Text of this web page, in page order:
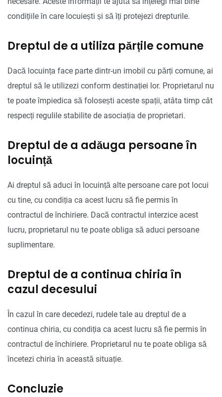
condițiile în care locuiești și să îți protejezi drepturile.
Dreptul de a utiliza părțile comune
Dacă locuința face parte dintr-un imobil cu părți comune, ai
dreptul să le utilizezi conform destinației lor. Proprietarul nu
te poate împiedica să folosești aceste spații, atâta timp cât
respecți regulile stabilite de asociația de proprietari.
Dreptul de a adăuga persoane în
locuință
Ai dreptul să aduci în locuință alte persoane care pot locui
cu tine, cu condiția ca acest lucru să fie permis în
contractul de închiriere. Dacă contractul interzice acest
lucru, proprietarul nu te poate obliga să aduci persoane
suplimentare.
Dreptul de a continua chiria în
cazul decesului
În cazul în care decedezi, rudele tale au dreptul de a
continua chiria, cu condiția ca acest lucru să fie permis în
contractul de închiriere. Proprietarul nu te poate obliga să
încetezi chiria în această situație.
Concluzie